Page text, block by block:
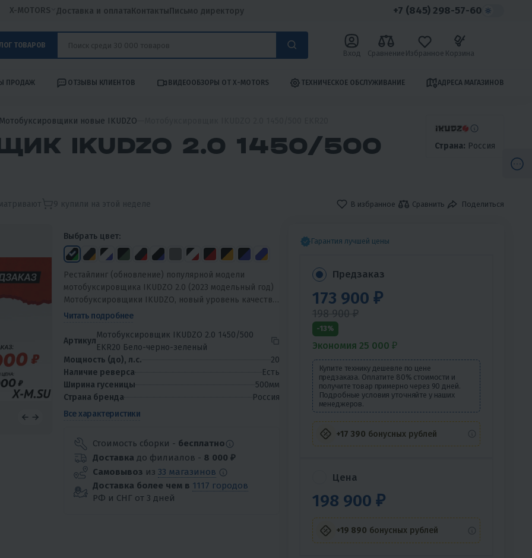
X-MOTORS Доставка и оплатаКонтактыПисьмо директору +7 (845) 298-57-60
ТОВАРОВ
Вход Сравнение Избранное Корзина
ПРОДАЖ ОТЗЫВЫ КЛИЕНТОВ ВИДЕООБЗОРЫ ОТ X-MOTORS ТЕХНИЧЕСКОЕ ОБСЛУЖИВАНИЕ АДРЕСА МАГАЗИНОВ
Мотобуксировщики новые IKUDZO
IKUDZO 2.0 1450/500
Страна: Россия
9 купили на этой неделе В избранное Сравнить Поделиться
Выбрать цвет:
Рестайлинг (обновление) популярной модели
мотобуксировщика IKUDZO 2.0 (2023 модельный год)
Мотобуксировщики IKUDZO, новый уровень качества
в России! IKUDZO – международный бренд,...
Читать подробнее
Артикул
Мотобуксировщик IKUDZO 2.0 1450/500
EKR20 Бело-черно-зеленый
Мощность (до), л.с.
20
Наличие реверса
Есть
Ширина гусеницы
500мм
Страна бренда
Россия
Все характеристики
Стоимость сборки - бесплатно
Доставка до филиалов - 8 000 ₽
Самовывоз из 33 магазинов
Доставка более чем в 1117 городов
РФ и СНГ от 3 дней
Гарантия лучшей цены
Предзаказ
173 900 ₽
198 900 ₽
-13%
Экономия 25 000 ₽
Купите технику дешевле по цене
предзаказа. Оплатите 80% стоимости и
получите товар примерно через 90 дней.
Подробные условия уточняйте у наших
менеджеров.
+17 390 бонусных рублей
Цена
198 900 ₽
+19 890 бонусных рублей